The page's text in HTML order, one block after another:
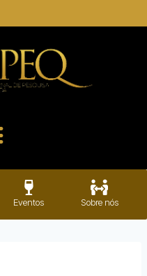
Eventos Sobre nós